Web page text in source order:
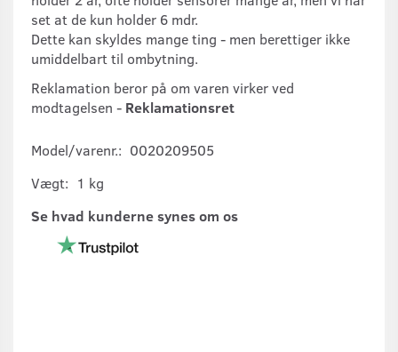
set at de kun holder 6 mdr.
Dette kan skyldes mange ting - men berettiger ikke
umiddelbart til ombytning.
Reklamation beror på om varen virker ved
modtagelsen - Reklamationsret
Model/varenr.: 0020209505
Vægt: 1 kg
Se hvad kunderne synes om os